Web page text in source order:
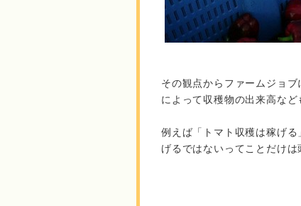
その観点からファームジョ
によって収穫物の出来高な
例えば「トマト収穫は稼げ
げるではないってことだけ